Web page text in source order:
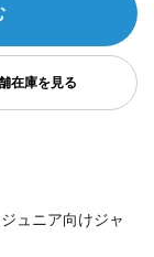
ュニア向けジャ